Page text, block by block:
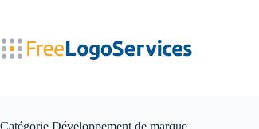
Catégorie Développement de marque